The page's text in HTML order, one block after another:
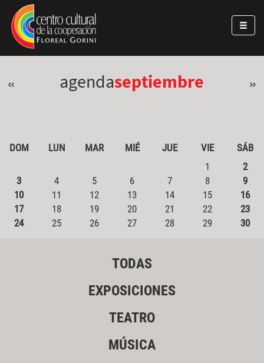
Pasar al contenido principal
Jump to main content
« agendaseptiembre »
DOM LUN MAR MIÉ JUE VIE
SÁB
1
2
3
4 5 6 7 8
9
10
11 12 13 14 15
16
17
18 19 20 21 22
23
24
25 26 27 28 29 30
TODAS
EXPOSICIONES
TEATRO
MÚSICA